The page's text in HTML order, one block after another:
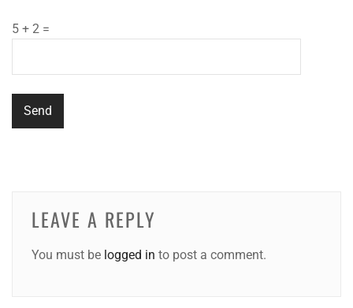
5 + 2 =
LEAVE A REPLY
You must be logged in to post a comment.